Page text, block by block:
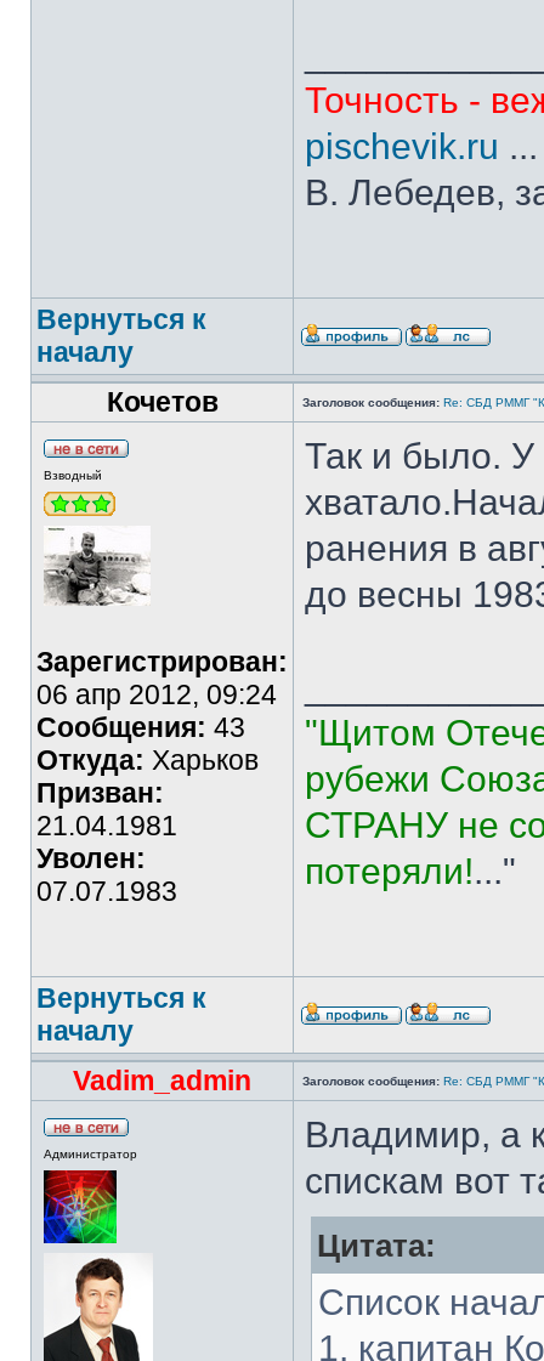
Точность -
pischevik.ru
В. Лебедев,
Вернуться к
началу
Кочетов
Заголовок сообщения: Re: СБД РММГ
Взводный
Зарегистрирован:
06 апр 2012, 09:24
Сообщения: 43
Откуда: Харьков
Призван:
21.04.1981
Уволен:
07.07.1983
Так и было.
ранения в
до весны
"Щитом
рубежи
СТРАНУ не
потеряли!..."
Вернуться к
началу
Vadim_admin
Заголовок сообщения: Re: СБД РММГ
Администратор
Владимир, а
спискам вот
Цитата:
Список
1. капитан